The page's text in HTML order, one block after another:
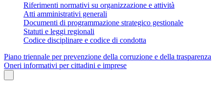
Riferimenti normativi su organizzazione e attività
Atti amministrativi generali
Documenti di programmazione strategico gestionale
Statuti e leggi regionali
Codice disciplinare e codice di condotta
Piano triennale per prevenzione della corruzione e della trasparenza
Oneri informativi per cittadini e imprese